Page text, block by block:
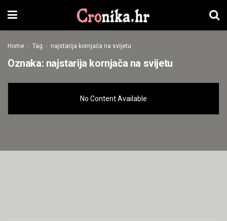
Home Tag najstarija kornjača na svijetu
Oznaka: najstarija kornjača na svijetu
No Content Available